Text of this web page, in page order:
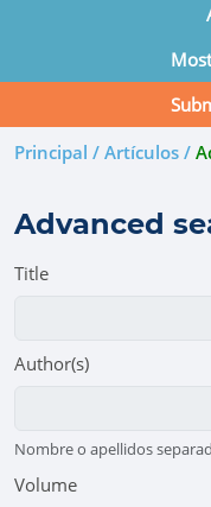
Principal / Artículos /
Advanced
Title
Author(s)
Nombre o apellidos
Volume